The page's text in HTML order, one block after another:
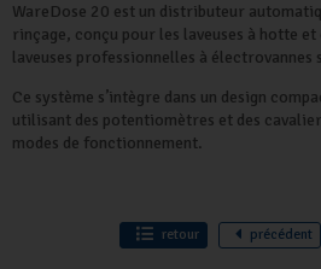
WareDose 20 est un distributeur
rinçage, conçu pour les laveuses à hotte
laveuses professionnelles à électrovannes
Ce système s’intègre dans un design
utilisant des potentiomètres et des
modes de fonctionnement.
retour précédent